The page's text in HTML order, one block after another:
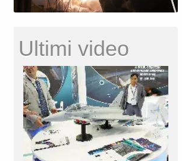
Ultimi video